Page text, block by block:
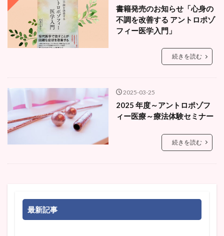
書籍発売のお知らせ「心身の
不調を改善する アントロポゾ
フィー医学入門」
続きを読む
2025-03-25
2025 年度～アントロポゾフ
ィー医療～療法体験セミナー
続きを読む
最新記事